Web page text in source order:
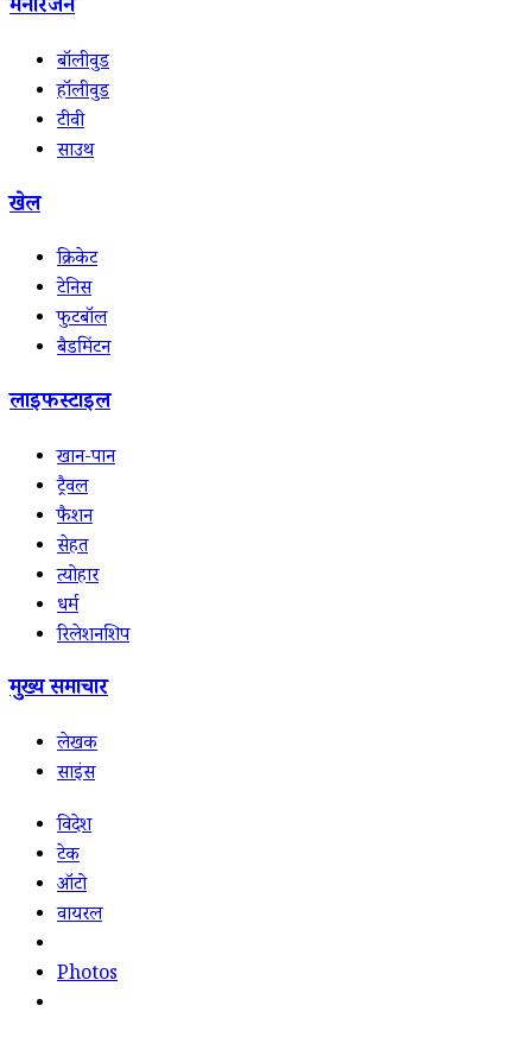
मनोरंजन
बॉलीवुड
हॉलीवुड
टीवी
साउथ
खेल
क्रिकेट
टेनिस
फुटबॉल
बैडमिंटन
लाइफस्टाइल
खान-पान
ट्रैवल
फैशन
सेहत
त्योहार
धर्म
रिलेशनशिप
मुख्य समाचार
लेखक
साइंस
विदेश
टेक
ऑटो
वायरल
Photos